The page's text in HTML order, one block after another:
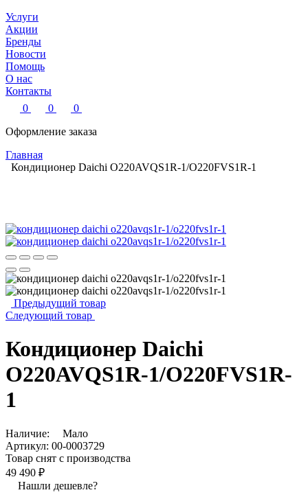
Услуги
Акции
Бренды
Новости
Помощь
О нас
Контакты
0
0
0
Оформление заказа
Главная
Кондиционер Daichi O220AVQS1R-1/O220FVS1R-1
Предыдущий товар
Следующий товар
Кондиционер Daichi
O220AVQS1R-1/O220FVS1R-
1
Наличие:
Мало
Артикул: 00-0003729
Товар снят с производства
49 490 ₽
Нашли дешевле?